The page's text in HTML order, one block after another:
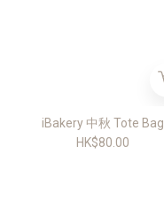
iBakery 中秋 Tote Bag
HK$80.00